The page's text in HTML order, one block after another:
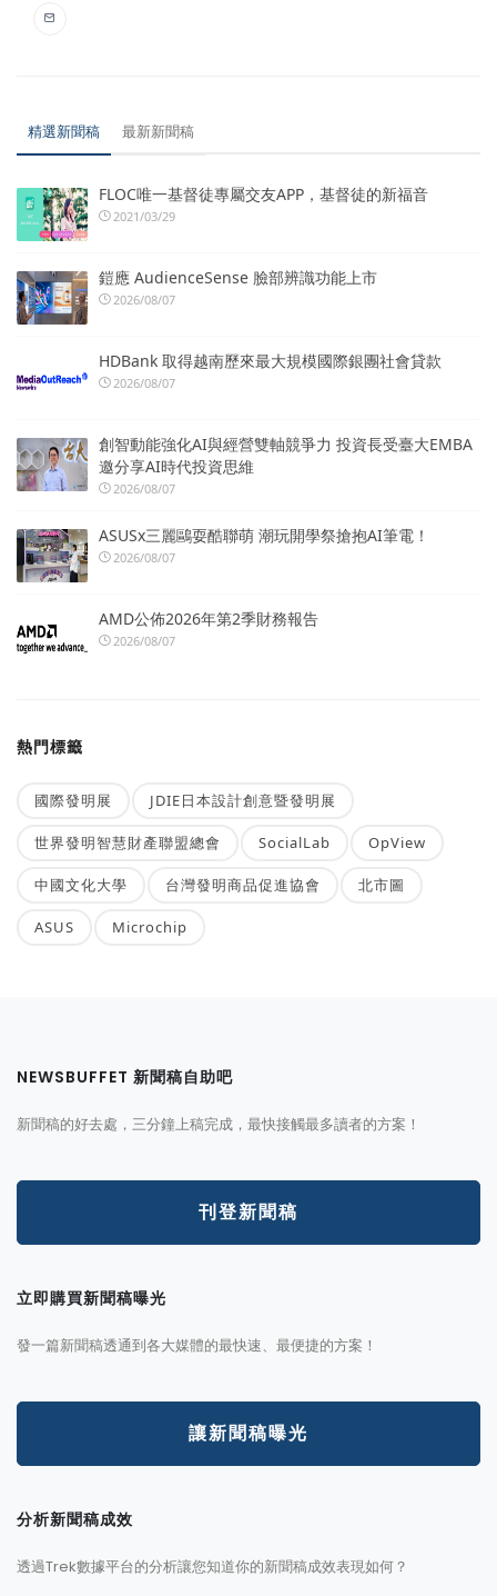
精選新聞稿 最新新聞稿
FLOC唯一基督徒專屬交友APP，基督徒的新福音
2021/03/29
鎧應 AudienceSense 臉部辨識功能上市
2026/08/07
HDBank 取得越南歷來最大規模國際銀團社會貸款
2026/08/07
創智動能強化AI與經營雙軸競爭力 投資長受臺大EMBA
邀分享AI時代投資思維
2026/08/07
ASUSx三麗鷗耍酷聯萌 潮玩開學祭搶抱AI筆電！
2026/08/07
AMD公佈2026年第2季財務報告
2026/08/07
熱門標籤
國際發明展 JDIE日本設計創意暨發明展
世界發明智慧財產聯盟總會 SocialLab OpView
中國文化大學 台灣發明商品促進協會 北市圖
ASUS Microchip
NEWSBUFFET 新聞稿自助吧
新聞稿的好去處，三分鐘上稿完成，最快接觸最多讀者的方案！
刊登新聞稿
立即購買新聞稿曝光
發一篇新聞稿透通到各大媒體的最快速、最便捷的方案！
讓新聞稿曝光
分析新聞稿成效
透過Trek數據平台的分析讓您知道你的新聞稿成效表現如何？